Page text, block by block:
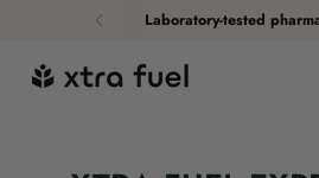
Laboratory-tested